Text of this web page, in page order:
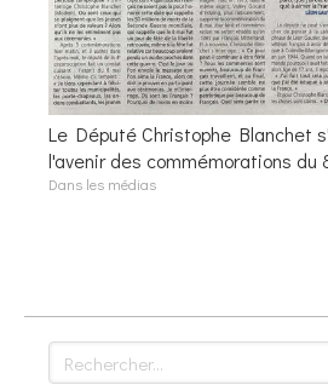
Le Député Christophe Blanchet
l'avenir des commémorations du
Dans les médias
Rechercher